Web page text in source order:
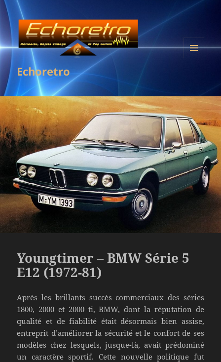
Echoretro
Youngtimer – BMW Série 5
E12 (1972-81)
Après les brillants succès commerciaux des séries
1800, 2000 et 2000 ti, BMW, dont la réputation de
qualité et de fiabilité était désormais bien assise,
entreprit d’améliorer la sécurité et le confort de ses
modèles chez lesquels, jusque-là, avait prédominé
un caractère sportif. Cette nouvelle politique fut